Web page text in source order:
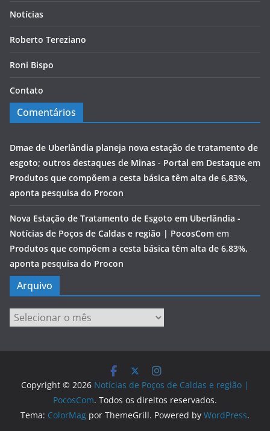
Notícias
Roberto Tereziano
Roni Bispo
Contato
Comentários
Dmae de Uberlândia planeja nova estação de tratamento de
esgoto; outros destaques de Minas - Portal em Destaque em
Produtos que compõem a cesta básica têm alta de 6,83%,
aponta pesquisa do Procon
Nova Estação de Tratamento de Esgoto em Uberlândia -
Notícias de Poços de Caldas e região | PocosCom em
Produtos que compõem a cesta básica têm alta de 6,83%,
aponta pesquisa do Procon
Arquivo
Arquivo
Copyright © 2026 Notícias de Poços de Caldas e região |
PocosCom. Todos os direitos reservados.
Tema: ColorMag por ThemeGrill. Powered by WordPress.